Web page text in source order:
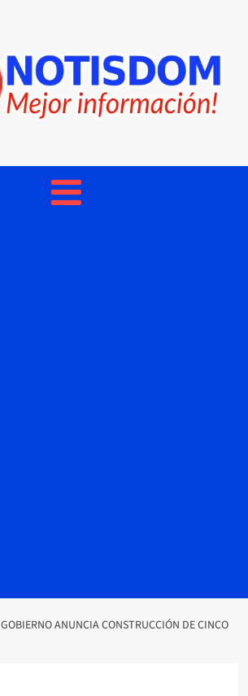
GOBIERNO ANUNCIA CONSTRUCCIÓN DE CINCO